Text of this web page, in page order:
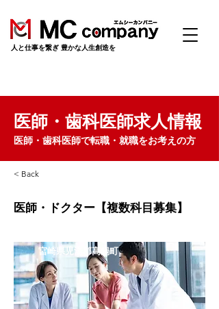
​人と仕事を繋ぎ 豊かな人生創造を
医師・歯科医師求人情報
医師・歯科医師で転職・就職をお考えの方
< Back
医師・ドクター【複数科目募集】
宮崎県児湯郡高鍋町